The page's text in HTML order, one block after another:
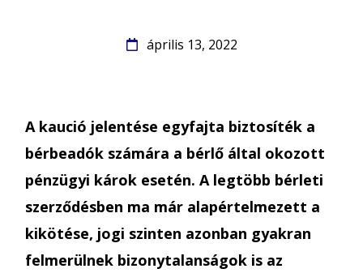
április 13, 2022
A kaució jelentése egyfajta biztosíték a
bérbeadók számára a bérlő által okozott
pénzügyi károk esetén. A legtöbb bérleti
szerződésben ma már alapértelmezett a
kikötése, jogi szinten azonban gyakran
felmerülnek bizonytalanságok is az